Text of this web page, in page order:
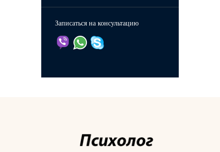
Записаться на консультацию